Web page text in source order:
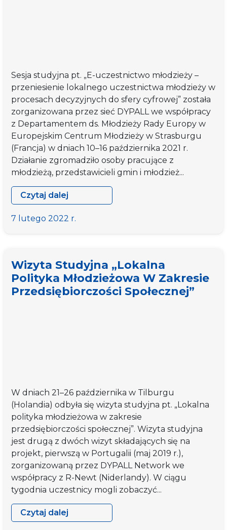
Sesja studyjna pt. „E-uczestnictwo młodzieży –
przeniesienie lokalnego uczestnictwa młodzieży w
procesach decyzyjnych do sfery cyfrowej” została
zorganizowana przez sieć DYPALL we współpracy
z Departamentem ds. Młodzieży Rady Europy w
Europejskim Centrum Młodzieży w Strasburgu
(Francja) w dniach 10–16 października 2021 r.
Działanie zgromadziło osoby pracujące z
młodzieżą, przedstawicieli gmin i młodzież...
Czytaj dalej
Sprawozdanie
uczestnictwo
młodzieży
–
do
sfery
cyfrowej”
7 lutego 2022 r.
Wizyta Studyjna „Lokalna
Polityka Młodzieżowa W Zakresie
Przedsiębiorczości Społecznej”
W dniach 21–26 października w Tilburgu
(Holandia) odbyła się wizyta studyjna pt. „Lokalna
polityka młodzieżowa w zakresie
przedsiębiorczości społecznej”. Wizyta studyjna
jest drugą z dwóch wizyt składających się na
projekt, pierwszą w Portugalii (maj 2019 r.),
zorganizowaną przez DYPALL Network we
współpracy z R-Newt (Niderlandy). W ciągu
tygodnia uczestnicy mogli zobaczyć...
Czytaj dalej
Wizyta